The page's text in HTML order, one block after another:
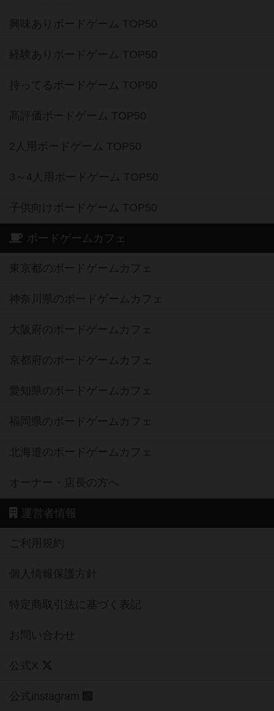
興味ありボードゲーム TOP50
経験ありボードゲーム TOP50
持ってるボードゲーム TOP50
高評価ボードゲーム TOP50
2人用ボードゲーム TOP50
3～4人用ボードゲーム TOP50
子供向けボードゲーム TOP50
ボードゲームカフェ
東京都のボードゲームカフェ
神奈川県のボードゲームカフェ
大阪府のボードゲームカフェ
京都府のボードゲームカフェ
愛知県のボードゲームカフェ
福岡県のボードゲームカフェ
北海道のボードゲームカフェ
オーナー・店長の方へ
運営者情報
ご利用規約
個人情報保護方針
特定商取引法に基づく表記
お問い合わせ
公式X
公式instagram